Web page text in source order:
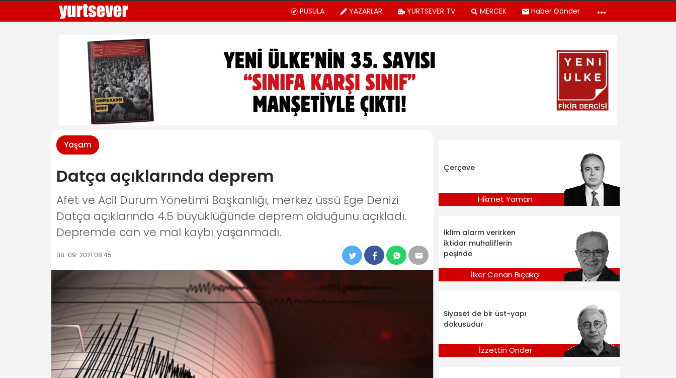
PUSULA YAZARLAR YURTSEVER TV MERCEK Haber Gönder
Yaşam
Datça açıklarında deprem
Afet ve Acil Durum Yönetimi Başkanlığı, merkez üssü Ege Denizi
Datça açıklarında 4.5 büyüklüğünde deprem olduğunu açıkladı.
Depremde can ve mal kaybı yaşanmadı.
08-09-2021 08:45
Çerçeve
Hikmet Yaman
İklim alarm verirken
iktidar muhaliflerin
peşinde
İlker Cenan Bıçakçı
Siyaset de bir üst-yapı
dokusudur
İzzettin Önder